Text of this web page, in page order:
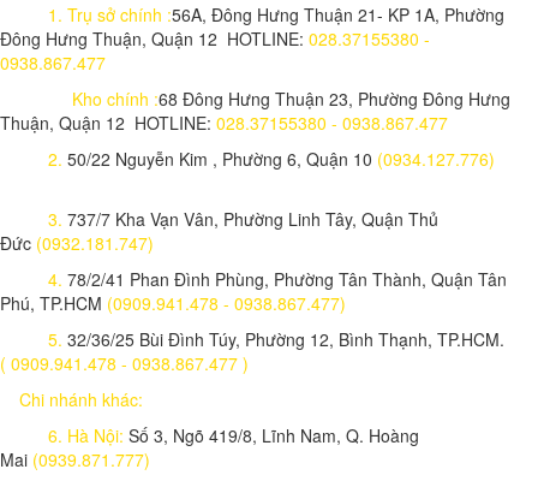
1. Trụ sở chính :56A, Đông Hưng Thuận 21- KP 1A, Phường
Đông Hưng Thuận, Quận 12 HOTLINE: 028.37155380 -
0938.867.477
Kho chính :68 Đông Hưng Thuận 23, Phường Đông Hưng
Thuận, Quận 12 HOTLINE: 028.37155380 - 0938.867.477
2. 50/22 Nguyễn Kim , Phường 6, Quận 10 (0934.127.776)
3. 737/7 Kha Vạn Vân, Phường Linh Tây, Quận Thủ
Đức (0932.181.747)
4. 78/2/41 Phan Đình Phùng, Phường Tân Thành, Quận Tân
Phú, TP.HCM (0909.941.478 - 0938.867.477)
5. 32/36/25 Bùi Đình Túy, Phường 12, Bình Thạnh, TP.HCM.
( 0909.941.478 - 0938.867.477 )
Chi nhánh khác:
6. Hà Nội: Số 3, Ngõ 419/8, Lĩnh Nam, Q. Hoàng
Mai (0939.871.777)